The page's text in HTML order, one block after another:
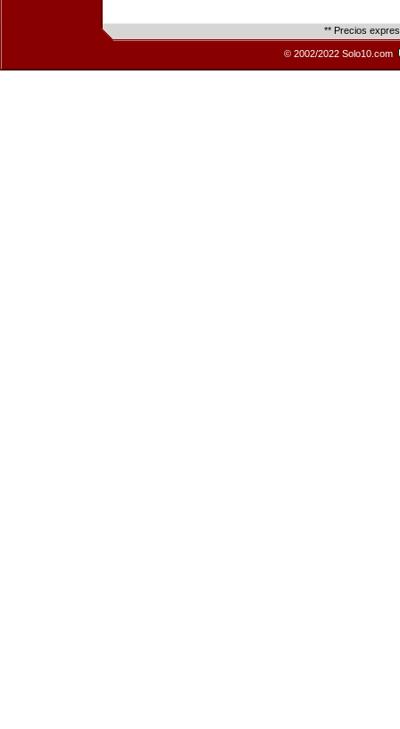
** Precios
© 2002/2022 Solo10.com